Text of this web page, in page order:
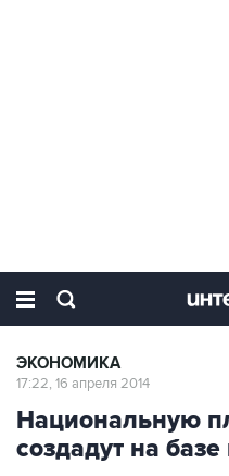
ЭКОНОМИКА
17:22, 16 апреля 2014
Национальную
создадут на